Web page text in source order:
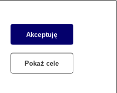
Akceptuję
Pokaż cele